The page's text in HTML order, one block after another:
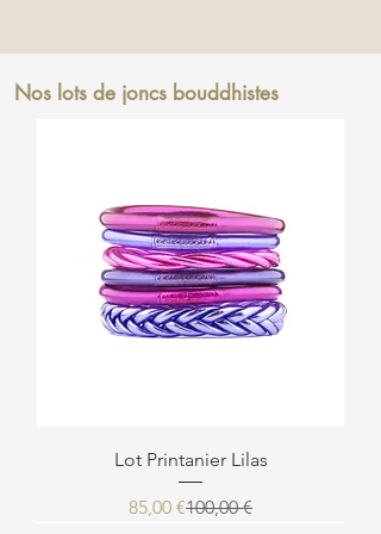
Nos lots de joncs bouddhistes
Lot Printanier Lilas
Prix original
100,00 €
Prix promotionnel
85,00 €